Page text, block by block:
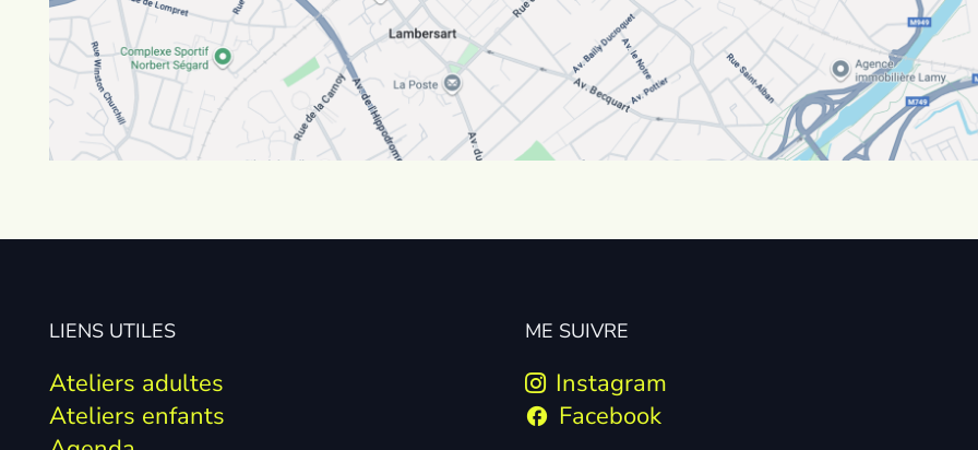
LIENS UTILES
Ateliers adultes
Ateliers enfants
ME SUIVRE
Instagram
facebook Facebook